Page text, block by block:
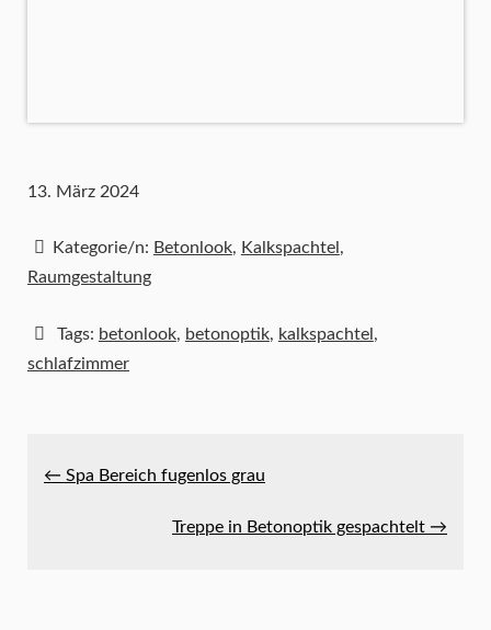
13. März 2024
Kategorie/n: Betonlook, Kalkspachtel ,
Raumgestaltung
Tags: betonlook, betonoptik, kalkspachtel ,
schlafzimmer
← Spa Bereich fugenlos grau
Treppe in Betonoptik gespachtelt →